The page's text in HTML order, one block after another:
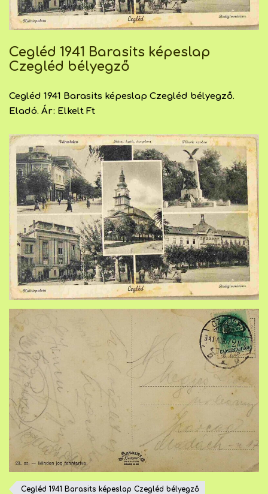
Cegléd 1941 Barasits képeslap
Czegléd bélyegző
Cegléd 1941 Barasits képeslap Czegléd bélyegző.
Eladó. Ár: Elkelt Ft
Cegléd 1941 Barasits képeslap Czegléd bélyegző